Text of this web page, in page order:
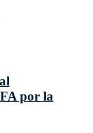
por la